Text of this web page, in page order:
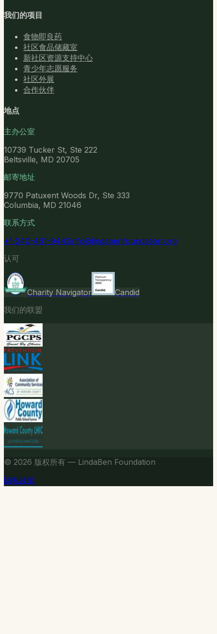
我们的项目
食物即良药
社区食品储藏室
新社区资源支持中心
青少年志愿服务
社区外展
合作伙伴
地点
主办公室
10739 Tucker St, Ste 222
Beltsville, MD 20705
邮寄地址
9770 Patuxent Woods Dr, Ste 333
Columbia, MD 21046
联系方式
+1-240-461-9442info@lindabenfoundation.org
认可
Charity Navigator
Candid
我们的联盟
© 2026 版权所有 — LindaBen Foundation
隐私政策